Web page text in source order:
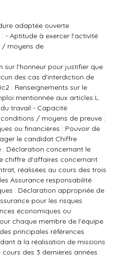
adaptée ouverte
- Aptitude à exercer l'activité
/ moyens de
sur l'honneur pour justifier que
des cas d'interdiction de
: Renseignements sur le
mentionnée aux articles L.
du travail - Capacité
/ moyens de preuve :
ou financières : Pouvoir de
le candidat Chiffre
Déclaration concernant le
chiffre d'affaires concernant
réalisées au cours des trois
Assurance responsabilité
: Déclaration appropriée de
pour les risques
économiques ou
chaque membre de l'équipe
principales références
à la réalisation de missions
des 3 dernières années